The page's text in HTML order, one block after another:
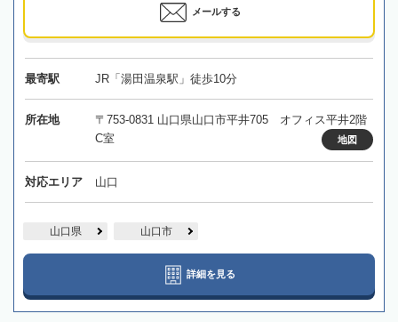
メールする
最寄駅 JR「湯田温泉駅」徒歩10分
所在地
〒753-0831 山口県山口市平井705 オフィス平井2階
C室
地図
対応エリア 山口
山口県 山口市
詳細を見る